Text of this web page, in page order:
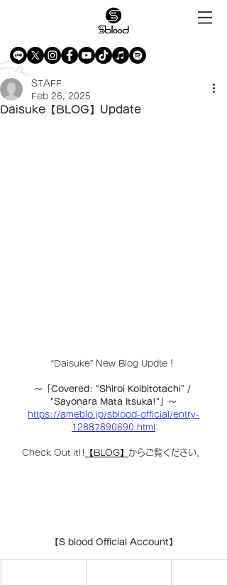
Daisuke【BLOG】Update
STAFF
Feb 26, 2025
“Daisuke” New Blog Updte！
〜「Covered: "Shiroi Koibitotachi" /
"Sayonara Mata Itsuka!"」〜
https://ameblo.jp/sblood-official/entry-
12887890690.html
Check Out it!! 【BLOG】 からご覧ください。
【S blood Official Account】